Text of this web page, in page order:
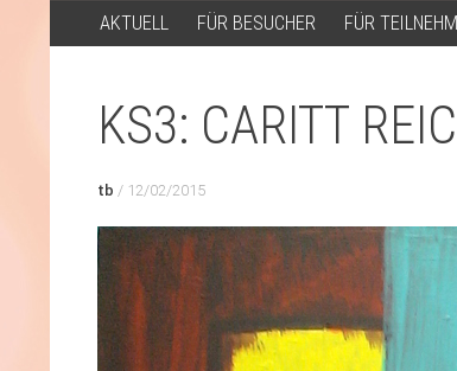
INHALT
AKTUELL FÜR BESUCHER FÜR
KS3: CARITT
tb / 12/02/2015